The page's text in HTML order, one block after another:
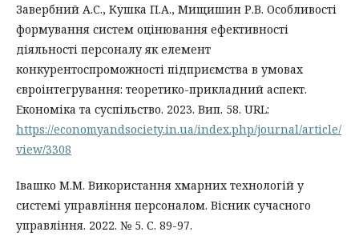
Завербний А.С., Кушка П.А., Мищишин Р.В. Особливості
формування систем оцінювання ефективності
діяльності персоналу як елемент
конкурентоспроможності підприємства в умовах
євроінтегрування: теоретико-прикладний аспект.
Економіка та суспільство. 2023. Вип. 58. URL:
https://economyandsociety.in.ua/index.php/journal/article/
view/3308
Івашко М.М. Використання хмарних технологій у
системі управління персоналом. Вісник сучасного
управління. 2022. № 5. С. 89-97.